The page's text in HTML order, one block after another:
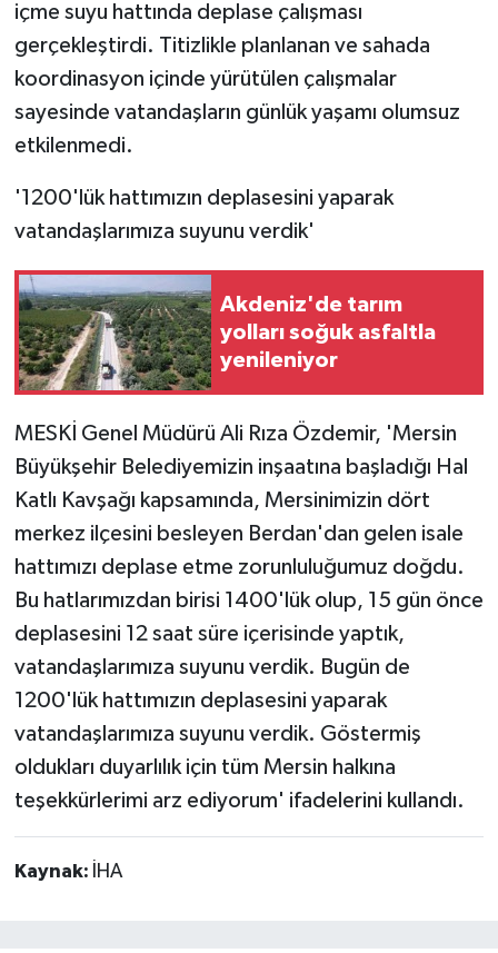
içme suyu hattında deplase çalışması
gerçekleştirdi. Titizlikle planlanan ve sahada
koordinasyon içinde yürütülen çalışmalar
sayesinde vatandaşların günlük yaşamı olumsuz
etkilenmedi.
'1200'lük hattımızın deplasesini yaparak
vatandaşlarımıza suyunu verdik'
Akdeniz'de tarım
yolları soğuk asfaltla
yenileniyor
MESKİ Genel Müdürü Ali Rıza Özdemir, 'Mersin
Büyükşehir Belediyemizin inşaatına başladığı Hal
Katlı Kavşağı kapsamında, Mersinimizin dört
merkez ilçesini besleyen Berdan'dan gelen isale
hattımızı deplase etme zorunluluğumuz doğdu.
Bu hatlarımızdan birisi 1400'lük olup, 15 gün önce
deplasesini 12 saat süre içerisinde yaptık,
vatandaşlarımıza suyunu verdik. Bugün de
1200'lük hattımızın deplasesini yaparak
vatandaşlarımıza suyunu verdik. Göstermiş
oldukları duyarlılık için tüm Mersin halkına
teşekkürlerimi arz ediyorum' ifadelerini kullandı.
Kaynak: İHA